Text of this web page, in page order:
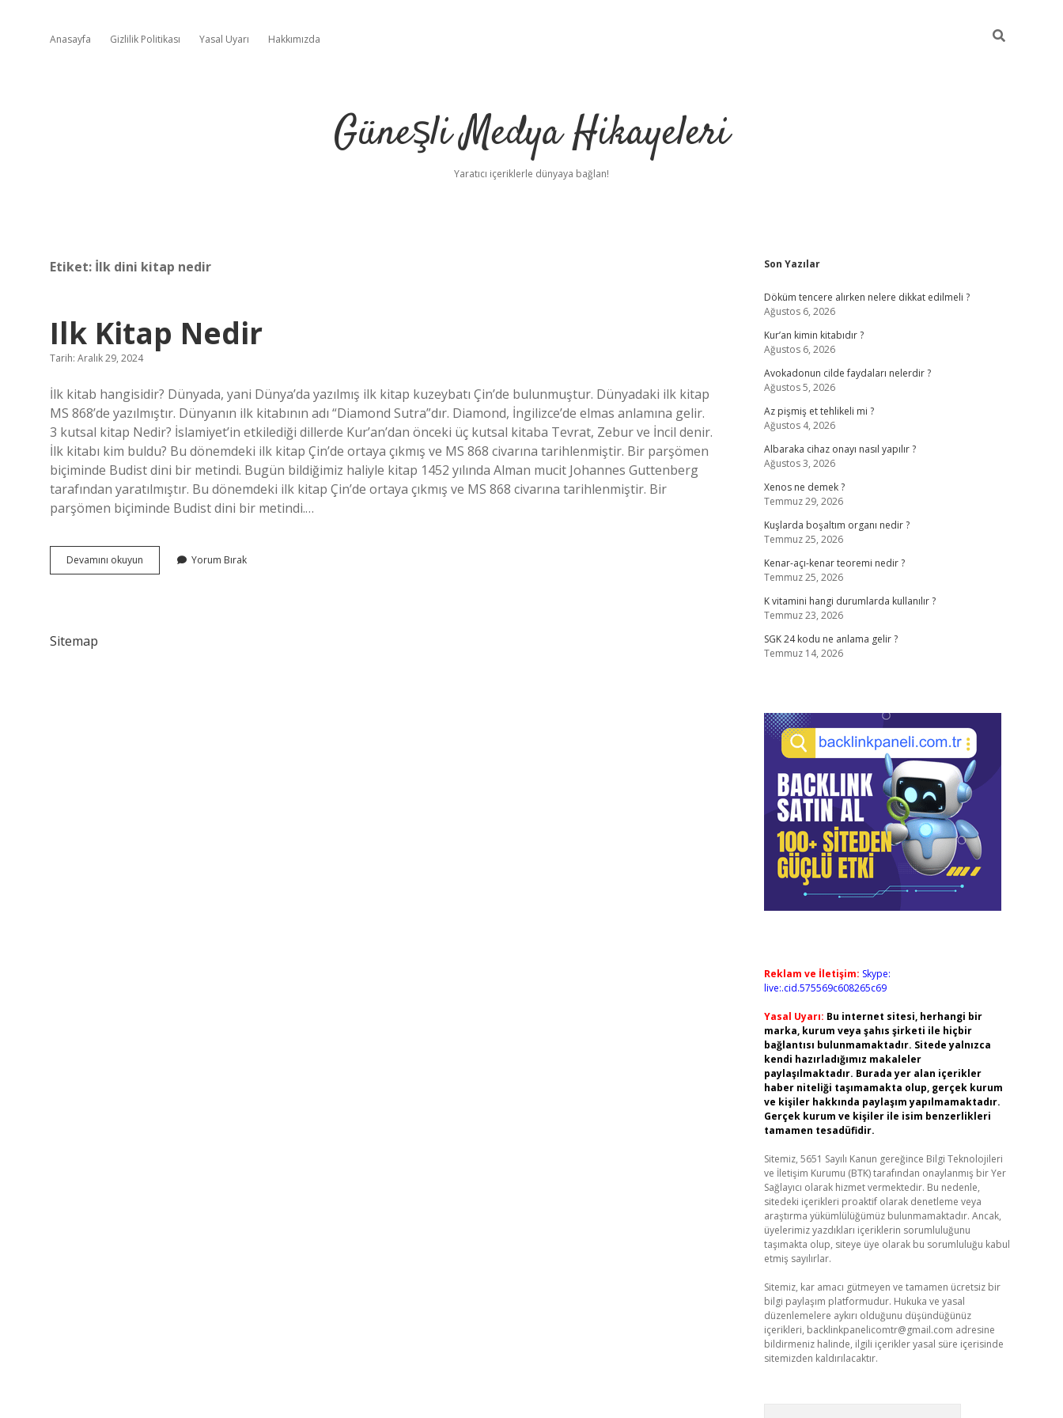
Anasayfa Gizlilik Politikası Yasal Uyarı Hakkımızda
Güneşli Medya Hikayeleri
Yaratıcı içeriklerle dünyaya bağlan!
Etiket: İlk dini kitap nedir
Ilk Kitap Nedir
Tarih: Aralık 29, 2024
İlk kitab hangisidir? Dünyada, yani Dünya’da yazılmış ilk kitap kuzeybatı Çin’de bulunmuştur. Dünyadaki ilk kitap
MS 868’de yazılmıştır. Dünyanın ilk kitabının adı “Diamond Sutra”dır. Diamond, İngilizce’de elmas anlamına gelir.
3 kutsal kitap Nedir? İslamiyet’in etkilediği dillerde Kur’an’dan önceki üç kutsal kitaba Tevrat, Zebur ve İncil denir.
İlk kitabı kim buldu? Bu dönemdeki ilk kitap Çin’de ortaya çıkmış ve MS 868 civarına tarihlenmiştir. Bir parşömen
biçiminde Budist dini bir metindi. Bugün bildiğimiz haliyle kitap 1452 yılında Alman mucit Johannes Guttenberg
tarafından yaratılmıştır. Bu dönemdeki ilk kitap Çin’de ortaya çıkmış ve MS 868 civarına tarihlenmiştir. Bir
parşömen biçiminde Budist dini bir metindi.…
Devamını okuyun
Kitap
Yorum Bırak
Sitemap
Sidebar
Son Yazılar
Döküm tencere alırken nelere dikkat edilmeli ?
Ağustos 6, 2026
Kur’an kimin kitabıdır ?
Ağustos 6, 2026
Avokadonun cilde faydaları nelerdir ?
Ağustos 5, 2026
Az pişmiş et tehlikeli mi ?
Ağustos 4, 2026
Albaraka cihaz onayı nasıl yapılır ?
Ağustos 3, 2026
Xenos ne demek ?
Temmuz 29, 2026
Kuşlarda boşaltım organı nedir ?
Temmuz 25, 2026
Kenar-açı-kenar teoremi nedir ?
Temmuz 25, 2026
K vitamini hangi durumlarda kullanılır ?
Temmuz 23, 2026
SGK 24 kodu ne anlama gelir ?
Temmuz 14, 2026
Reklam ve İletişim: Skype:
live:.cid.575569c608265c69
Yasal Uyarı: Bu internet sitesi, herhangi bir
marka, kurum veya şahıs şirketi ile hiçbir
bağlantısı bulunmamaktadır. Sitede yalnızca
kendi hazırladığımız makaleler
paylaşılmaktadır. Burada yer alan içerikler
haber niteliği taşımamakta olup, gerçek kurum
ve kişiler hakkında paylaşım yapılmamaktadır.
Gerçek kurum ve kişiler ile isim benzerlikleri
tamamen tesadüfidir.
Sitemiz, 5651 Sayılı Kanun gereğince Bilgi Teknolojileri
ve İletişim Kurumu (BTK) tarafından onaylanmış bir Yer
Sağlayıcı olarak hizmet vermektedir. Bu nedenle,
sitedeki içerikleri proaktif olarak denetleme veya
araştırma yükümlülüğümüz bulunmamaktadır. Ancak,
üyelerimiz yazdıkları içeriklerin sorumluluğunu
taşımakta olup, siteye üye olarak bu sorumluluğu kabul
etmiş sayılırlar.
Sitemiz, kar amacı gütmeyen ve tamamen ücretsiz bir
bilgi paylaşım platformudur. Hukuka ve yasal
düzenlemelere aykırı olduğunu düşündüğünüz
içerikleri, backlinkpanelicomtr@gmail.com adresine
bildirmeniz halinde, ilgili içerikler yasal süre içerisinde
sitemizden kaldırılacaktır.